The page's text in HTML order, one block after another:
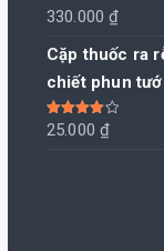
330.000₫
Cặp thuốc ra
chiết phun
Được xếp
hạng 4.00
25.000₫